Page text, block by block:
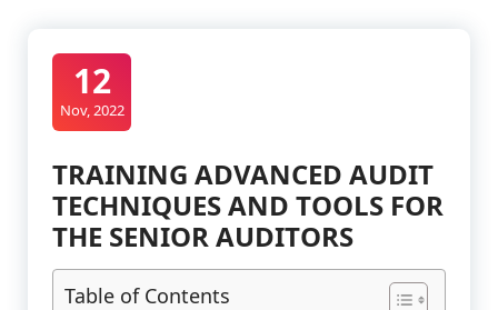
12
Nov, 2022
TRAINING ADVANCED AUDIT
TECHNIQUES AND TOOLS FOR
THE SENIOR AUDITORS
Table of Contents